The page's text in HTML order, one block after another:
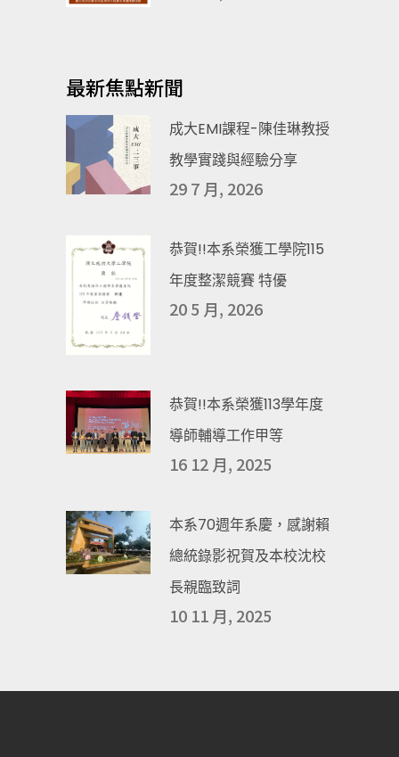
最新焦點新聞
成大EMI課程-陳佳琳教授
教學實踐與經驗分享
29 7 月, 2026
恭賀!!本系榮獲工學院115
年度整潔競賽 特優
20 5 月, 2026
恭賀!!本系榮獲113學年度
導師輔導工作甲等
16 12 月, 2025
本系70週年系慶，感謝賴
總統錄影祝賀及本校沈校
長親臨致詞
10 11 月, 2025